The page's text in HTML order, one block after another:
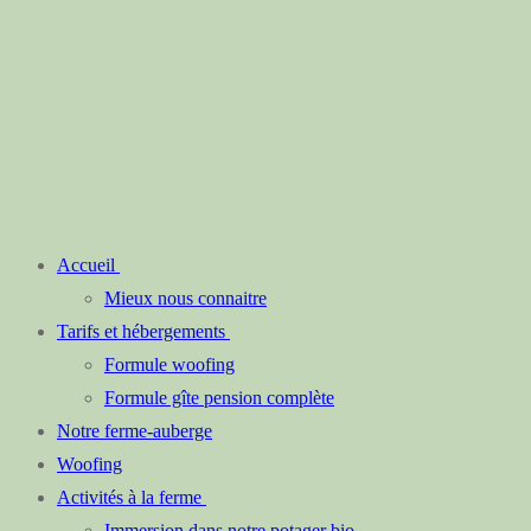
Accueil
Mieux nous connaitre
Tarifs et hébergements
Formule woofing
Formule gîte pension complète
Notre ferme-auberge
Woofing
Activités à la ferme